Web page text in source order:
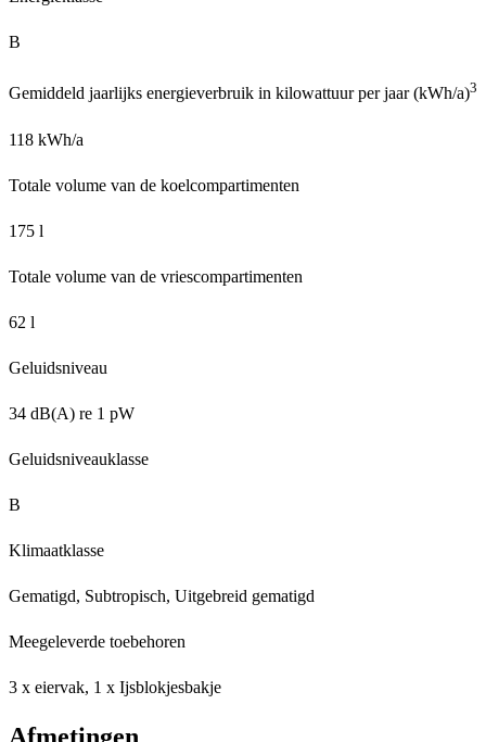
B
Gemiddeld jaarlijks energieverbruik in kilowattuur per jaar (kWh/a)3
118 kWh/a
Totale volume van de koelcompartimenten
175 l
Totale volume van de vriescompartimenten
62 l
Geluidsniveau
34 dB(A) re 1 pW
Geluidsniveauklasse
B
Klimaatklasse
Gematigd, Subtropisch, Uitgebreid gematigd
Meegeleverde toebehoren
3 x eiervak, 1 x Ijsblokjesbakje
Afmetingen